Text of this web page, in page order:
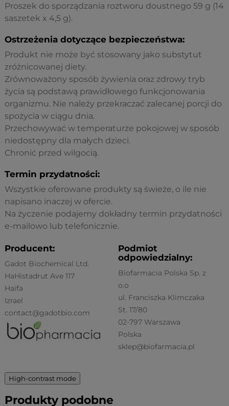
Proszek do sporządzania roztworu doustnego 59 g (14
saszetek x 4,5 g).
Ostrzeżenia dotyczące bezpieczeństwa:
Produkt nie może być stosowany jako substytut
zróżnicowanej diety.
Zrównoważony sposób żywienia oraz zdrowy tryb
życia są podstawą prawidłowego funkcjonowania
organizmu. Nie należy przekraczać zalecanej porcji do
spożycia w ciągu dnia.
Przechowywać w temperaturze pokojowej w sposób
niedostępny dla małych dzieci.
Chronić przed wilgocią.
Termin przydatności:
Wszystkie oferowane produkty są świeże, o ile nie
napisano inaczej w ofercie.
Na życzenie podajemy dokładny termin przydatności
e-mailowo lub telefonicznie.
Producent:
Gadot Biochemical Ltd.
HaHistadrut Ave 117
Haifa
Izrael
contact@gadotbio.com
Podmiot
odpowiedzialny:
Biofarmacia Polska Sp. z
o.o
ul. Franciszka Klimczaka
St. 17/80
02-797 Warszawa
Polska
sklep@biofarmacia.pl
High-contrast mode
Produkty podobne